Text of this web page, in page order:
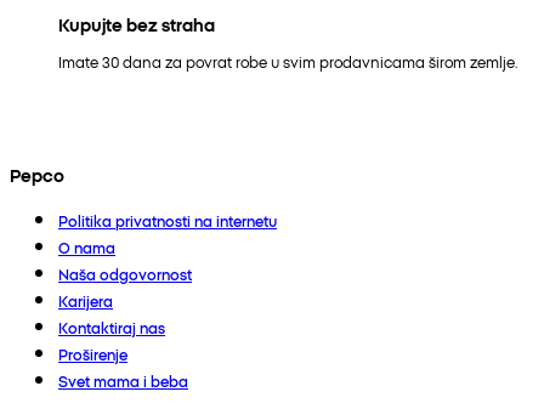
Kupujte bez straha
Imate 30 dana za povrat robe u svim prodavnicama širom zemlje.
Pepco
Politika privatnosti na internetu
O nama
Naša odgovornost
Karijera
Kontaktiraj nas
Proširenje
Svet mama i beba